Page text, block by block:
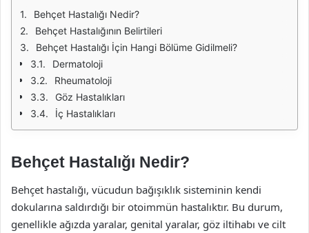
Behçet Hastalığı Nedir?
Behçet Hastalığının Belirtileri
Behçet Hastalığı İçin Hangi Bölüme Gidilmeli?
Dermatoloji
Rheumatoloji
Göz Hastalıkları
İç Hastalıkları
Behçet Hastalığı Nedir?
Behçet hastalığı, vücudun bağışıklık sisteminin kendi
dokularına saldırdığı bir otoimmün hastalıktır. Bu durum,
genellikle ağızda yaralar, genital yaralar, göz iltihabı ve cilt